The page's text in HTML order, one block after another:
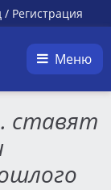
/ Регистрация
Меню
ставят